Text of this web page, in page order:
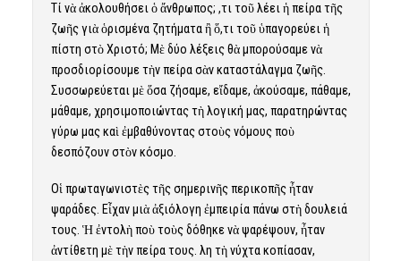
Τί νὰ ἀκολουθήσει ὁ ἄνθρωπος; Ὅ,τι τοῦ λέει ἡ πείρα τῆς
ζωῆς γιὰ ὁρισμένα ζητήματα ἢ ὅ,τι τοῦ ὑπαγορεύει ἡ
πίστη στὸ Χριστό; Μὲ δύο λέξεις θὰ μπορούσαμε νὰ
προσδιορίσουμε τὴν πείρα σὰν καταστάλαγμα ζωῆς.
Συσσωρεύεται μὲ ὅσα ζήσαμε, εἴδαμε, ἀκούσαμε, πάθαμε,
μάθαμε, χρησιμοποιώντας τὴ λογική μας, παρατηρώντας
γύρω μας καὶ ἐμβαθύνοντας στοὺς νόμους ποὺ
δεσπόζουν στὸν κόσμο.
Οἱ πρωταγωνιστὲς τῆς σημερινῆς περικοπῆς ἦταν
ψαράδες. Εἶχαν μιὰ ἀξιόλογη ἐμπειρία πάνω στὴ δουλειά
τους. Ἡ ἐντολὴ ποὺ τοὺς δόθηκε νὰ ψαρέψουν, ἦταν
ἀντίθετη μὲ τὴν πείρα τους. Ὅλη τὴ νύχτα κοπίασαν,